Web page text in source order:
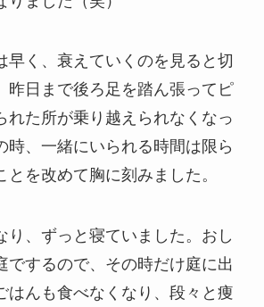
早く、衰えていくのを見ると切
昨日まで後ろ足を踏ん張ってピ
れた所が乗り越えられなくなっ
時、一緒にいられる時間は限ら
を改めて胸に刻みました。
り、ずっと寝ていました。おし
でするので、その時だけ庭に出
はんも食べなくなり、段々と痩